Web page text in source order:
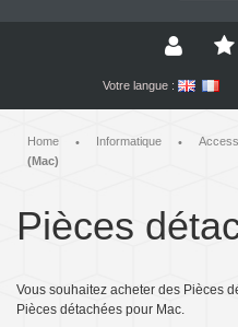
Votre langue :
Home • Informatique •
(Mac)
Pièces
Vous souhaitez acheter des Pièces
Pièces détachées pour Mac.